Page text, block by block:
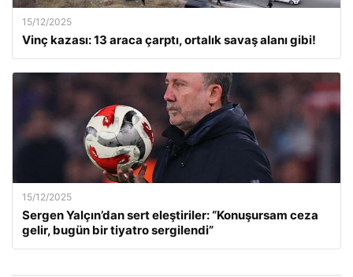
15/12/2025
Vinç kazası: 13 araca çarptı, ortalık savaş alanı gibi!
15/12/2025
Sergen Yalçın’dan sert eleştiriler: “Konuşursam ceza
gelir, bugün bir tiyatro sergilendi”